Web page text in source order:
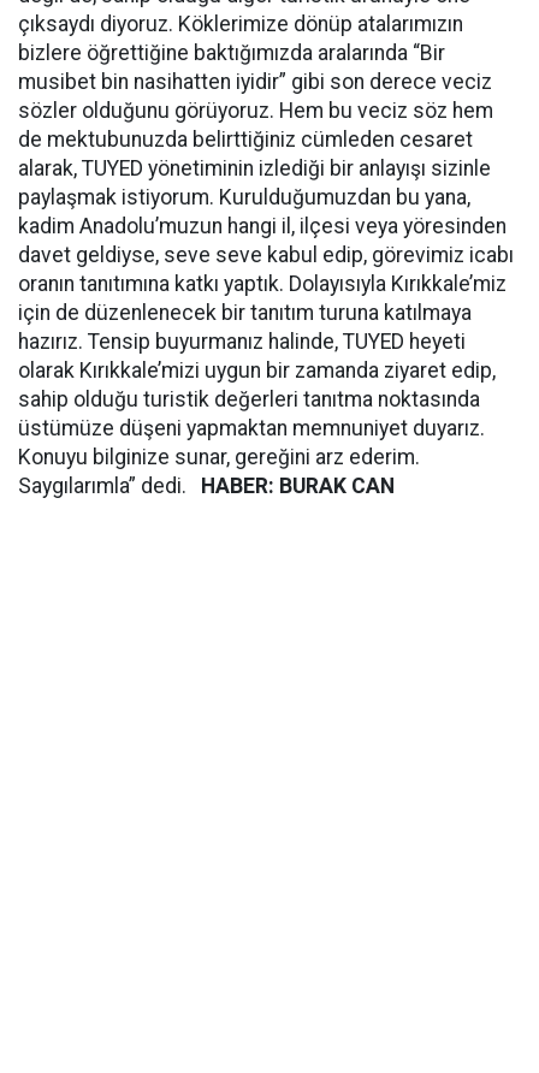
çıksaydı diyoruz. Köklerimize dönüp atalarımızın
bizlere öğrettiğine baktığımızda aralarında “Bir
musibet bin nasihatten iyidir” gibi son derece veciz
sözler olduğunu görüyoruz. Hem bu veciz söz hem
de mektubunuzda belirttiğiniz cümleden cesaret
alarak, TUYED yönetiminin izlediği bir anlayışı sizinle
paylaşmak istiyorum. Kurulduğumuzdan bu yana,
kadim Anadolu’muzun hangi il, ilçesi veya yöresinden
davet geldiyse, seve seve kabul edip, görevimiz icabı
oranın tanıtımına katkı yaptık. Dolayısıyla Kırıkkale’miz
için de düzenlenecek bir tanıtım turuna katılmaya
hazırız. Tensip buyurmanız halinde, TUYED heyeti
olarak Kırıkkale’mizi uygun bir zamanda ziyaret edip,
sahip olduğu turistik değerleri tanıtma noktasında
üstümüze düşeni yapmaktan memnuniyet duyarız.
Konuyu bilginize sunar, gereğini arz ederim.
Saygılarımla” dedi.
HABER: BURAK CAN